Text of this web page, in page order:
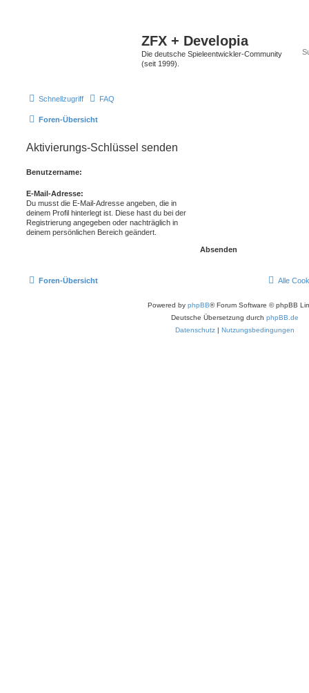
ZFX + Developia
Die deutsche Spieleentwickler-Community
(seit 1999).
Schnellzugriff FAQ
Foren-Übersicht
Aktivierungs-Schlüssel senden
Benutzername:
E-Mail-Adresse:
Du musst die E-Mail-Adresse angeben, die in
deinem Profil hinterlegt ist. Diese hast du bei der
Registrierung angegeben oder nachträglich in
deinem persönlichen Bereich geändert.
Foren-Übersicht Alle
Powered by phpBB® Forum Software © phpBB
Deutsche Übersetzung durch phpBB.de
Datenschutz | Nutzungsbedingungen